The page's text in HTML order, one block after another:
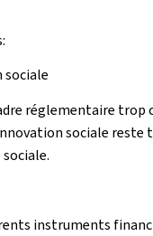
sociale
réglementaire
sociale
instruments